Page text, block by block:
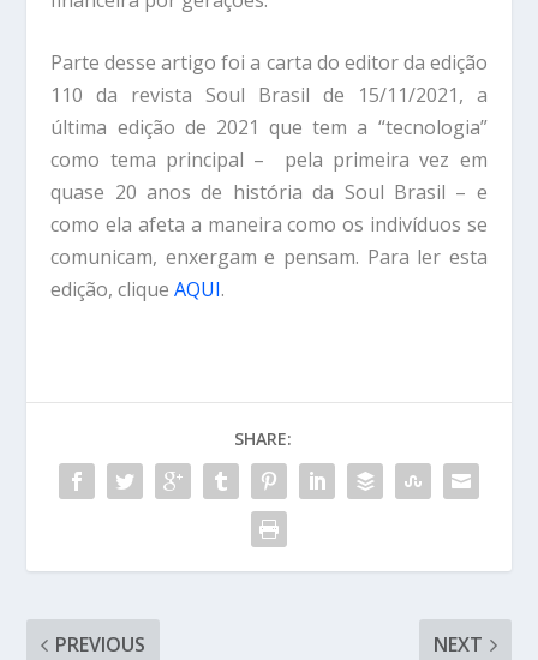
Parte desse artigo foi a carta do editor da edição
110 da revista Soul Brasil de 15/11/2021, a
última edição de 2021 que tem a “tecnologia”
como tema principal – pela primeira vez em
quase 20 anos de história da Soul Brasil – e
como ela afeta a maneira como os indivíduos se
comunicam, enxergam e pensam. Para ler esta
edição, cliqueAQUI.
SHARE:
PREVIOUS NEXT